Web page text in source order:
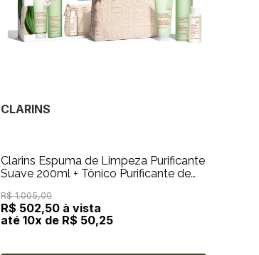
CLARINS
Clarins Espuma de Limpeza Purificante
Suave 200ml + Tônico Purificante de
R$ 1.005,00
R$ 502,50 à vista
até 10x de R$ 50,25